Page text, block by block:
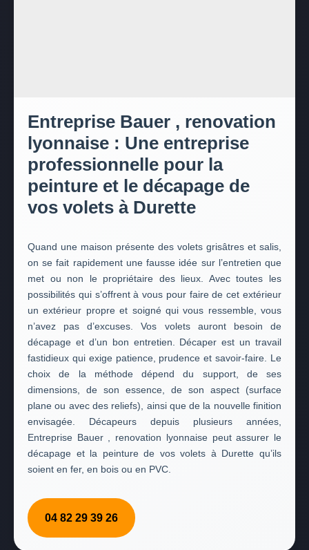
Entreprise Bauer , renovation
lyonnaise : Une entreprise
professionnelle pour la
peinture et le décapage de
vos volets à Durette
Quand une maison présente des volets grisâtres et salis,
on se fait rapidement une fausse idée sur l’entretien que
met ou non le propriétaire des lieux. Avec toutes les
possibilités qui s’offrent à vous pour faire de cet extérieur
un extérieur propre et soigné qui vous ressemble, vous
n’avez pas d’excuses. Vos volets auront besoin de
décapage et d’un bon entretien. Décaper est un travail
fastidieux qui exige patience, prudence et savoir-faire. Le
choix de la méthode dépend du support, de ses
dimensions, de son essence, de son aspect (surface
plane ou avec des reliefs), ainsi que de la nouvelle finition
envisagée. Décapeurs depuis plusieurs années,
Entreprise Bauer , renovation lyonnaise peut assurer le
décapage et la peinture de vos volets à Durette qu’ils
soient en fer, en bois ou en PVC.
04 82 29 39 26